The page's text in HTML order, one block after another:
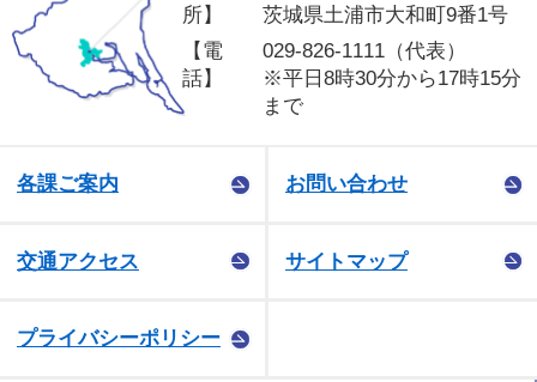
所】
茨城県土浦市大和町9番1号
【電
話】
029-826-1111（代表）
※平日8時30分から17時15分
まで
各課ご案内 お問い合わせ
交通アクセス サイトマップ
プライバシーポリシー